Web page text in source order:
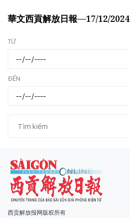
Loading...
華文西貢解放日報—17/12/2024
TỪ
ĐẾN
西贡解放报网版权所有